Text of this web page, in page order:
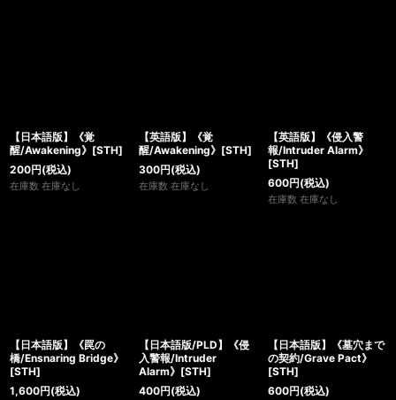
【日本語版】《覚
醒/Awakening》[STH]
200円(税込)
在庫数 在庫なし
【英語版】《覚
醒/Awakening》[STH]
300円(税込)
在庫数 在庫なし
【英語版】《侵入警
報/Intruder Alarm》
[STH]
600円(税込)
在庫数 在庫なし
【日本語版】《罠の
橋/Ensnaring Bridge》
[STH]
1,600円(税込)
【日本語版/PLD】《侵
入警報/Intruder
Alarm》[STH]
400円(税込)
【日本語版】《墓穴まで
の契約/Grave Pact》
[STH]
600円(税込)